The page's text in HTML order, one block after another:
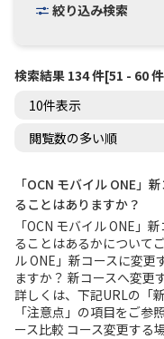
よくあるご質問
工事・故障情報
お問い合わせ
履歴・お気に入
お知らせ
絞り込み検索
検索結果 134 件[51 - 60
「OCN モバイル ONE」
ることはありますか？
「OCN モバイル ONE」
ることはあるかについて
ル ONE」新コースに変更
ますか？ 新コースへ変更
詳しくは、下記URLの「
「注意点」の項目をご参
ース比較 コース変更する